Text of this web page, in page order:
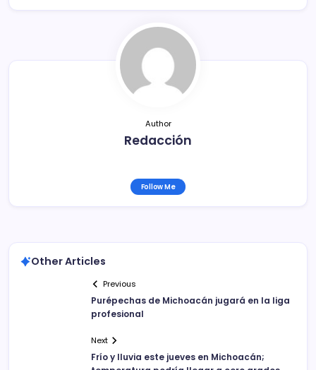
ar
tir
Author
Redacción
Follow Me
Other Articles
Previous
Purépechas de Michoacán jugará en la liga
profesional
Next
Frío y lluvia este jueves en Michoacán;